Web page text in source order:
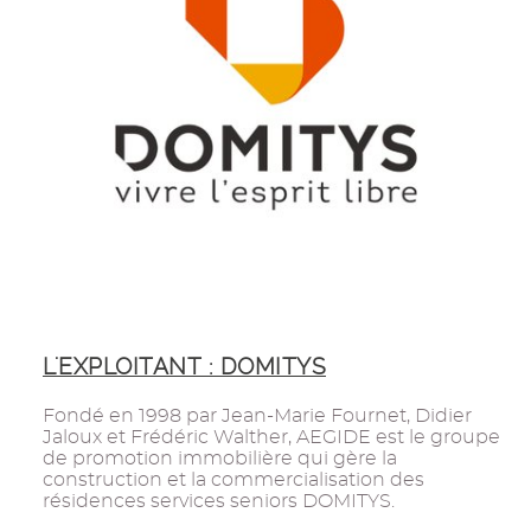
L'EXPLOITANT : DOMITYS
Fondé en 1998 par Jean-Marie Fournet, Didier
Jaloux et Frédéric Walther, AEGIDE est le groupe
de promotion immobilière qui gère la
construction et la commercialisation des
résidences services seniors DOMITYS.